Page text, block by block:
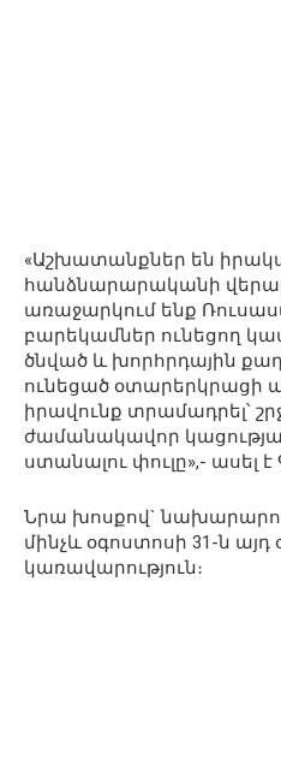
«Աշխատանքներ են
հանձնարարականի
առաջարկում ենք
բարեկամներ ունեցող
ծնված և խորհրդային
ունեցած օտարերկրացի
իրավունք տրամադրել՝
ժամանակավոր կացության
ստանալու փուլը»,- ասել է
Նրա խոսքով`
մինչև օգոստոսի 31-ն այդ
կառավարություն։